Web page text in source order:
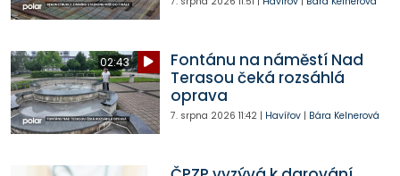
02:43
Fontánu na náměstí Nad
Terasou čeká rozsáhlá
oprava
7. srpna 2026 11:42| Havířov| Bára Kelnerová